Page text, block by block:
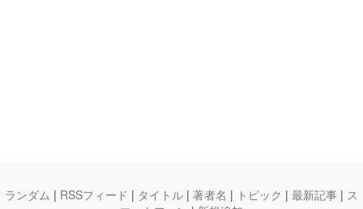
ランダム | RSSフィード | タイトル | 著者名 | トピック | 最新記事 | ス